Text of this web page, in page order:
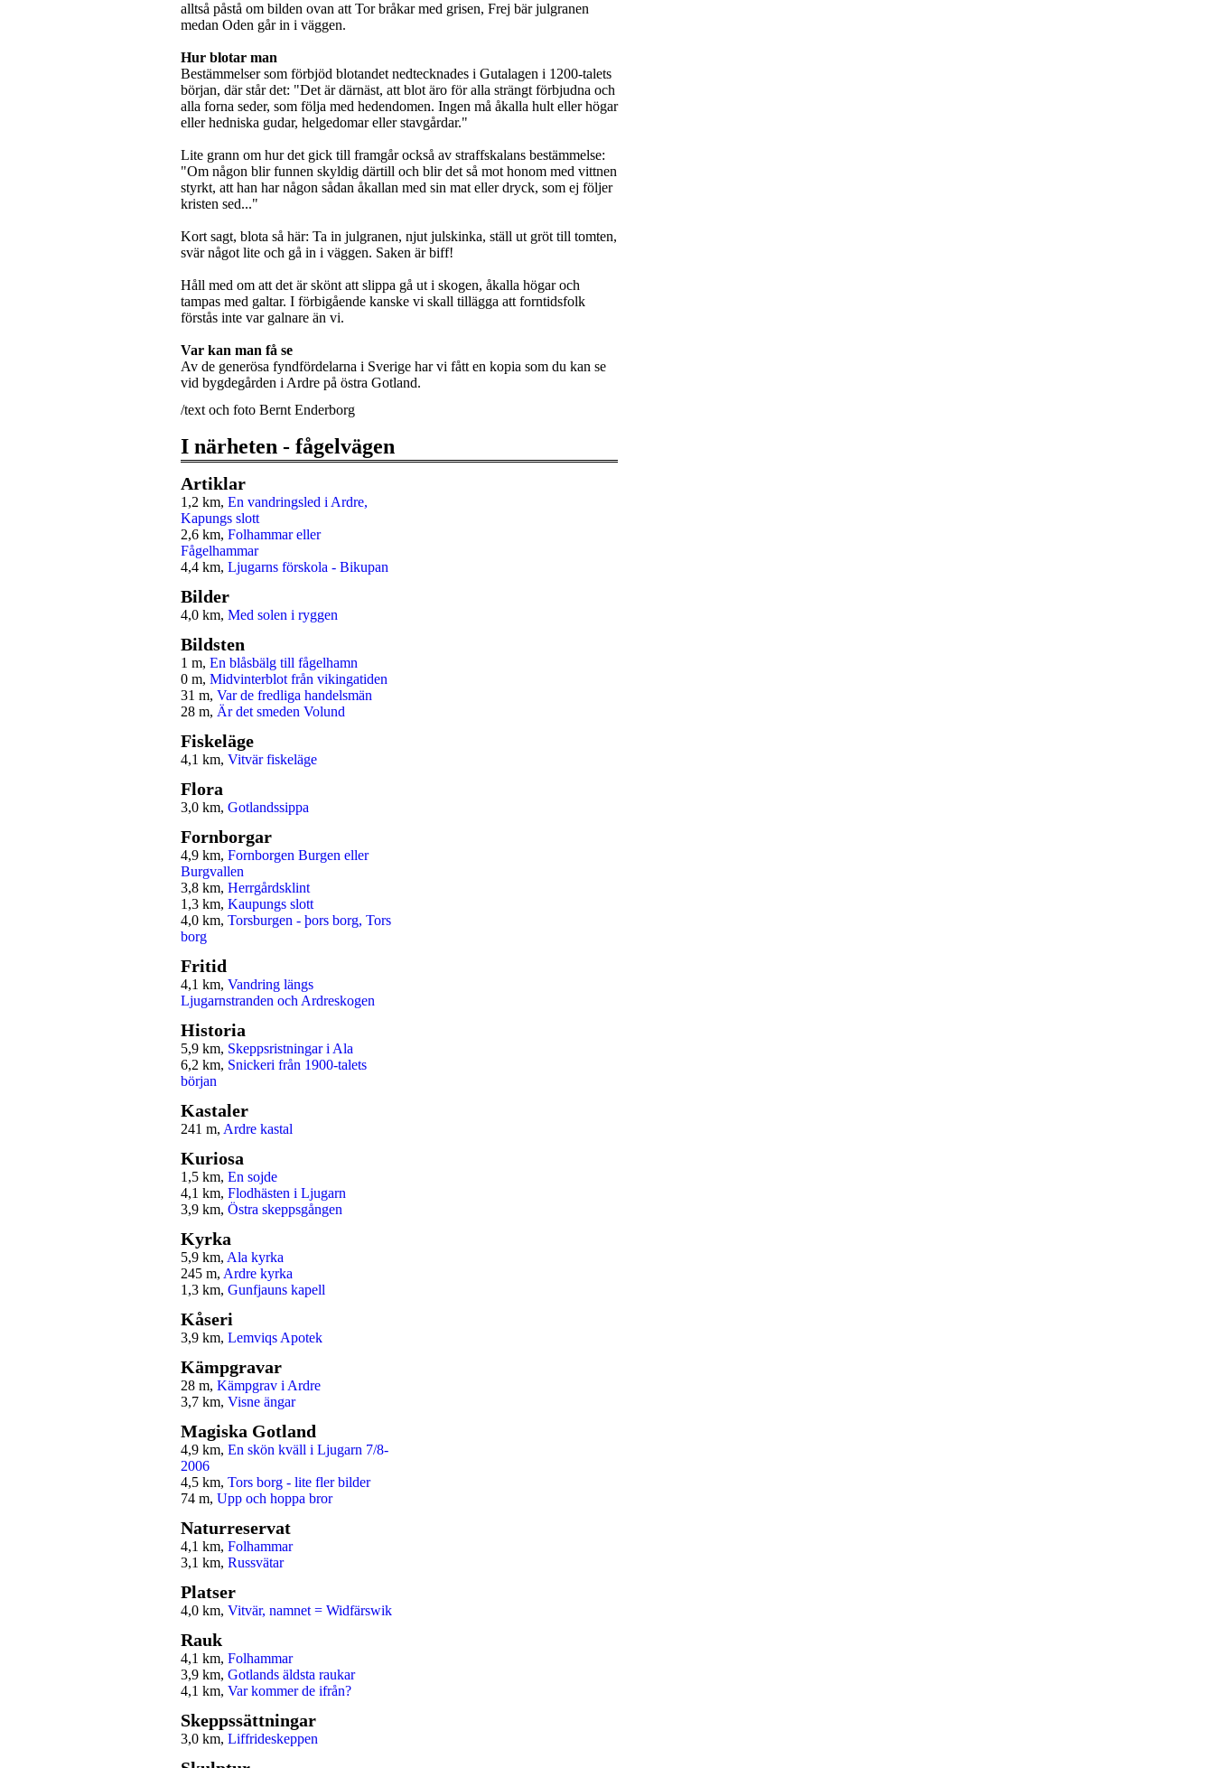
alltså påstå om bilden ovan att Tor bråkar med grisen, Frej bär julgranen
medan Oden går in i väggen.
Hur blotar man
Bestämmelser som förbjöd blotandet nedtecknades i Gutalagen i 1200-talets
början, där står det: "Det är därnäst, att blot äro för alla strängt förbjudna och
alla forna seder, som följa med hedendomen. Ingen må åkalla hult eller högar
eller hedniska gudar, helgedomar eller stavgårdar."
Lite grann om hur det gick till framgår också av straffskalans bestämmelse:
"Om någon blir funnen skyldig därtill och blir det så mot honom med vittnen
styrkt, att han har någon sådan åkallan med sin mat eller dryck, som ej följer
kristen sed..."
Kort sagt, blota så här: Ta in julgranen, njut julskinka, ställ ut gröt till tomten,
svär något lite och gå in i väggen. Saken är biff!
Håll med om att det är skönt att slippa gå ut i skogen, åkalla högar och
tampas med galtar. I förbigående kanske vi skall tillägga att forntidsfolk
förstås inte var galnare än vi.
Var kan man få se
Av de generösa fyndfördelarna i Sverige har vi fått en kopia som du kan se
vid bygdegården i Ardre på östra Gotland.
/text och foto Bernt Enderborg
I närheten - fågelvägen
Artiklar
1,2 km, En vandringsled i Ardre,
Kapungs slott
2,6 km, Folhammar eller
Fågelhammar
4,4 km, Ljugarns förskola - Bikupan
Bilder
4,0 km, Med solen i ryggen
Bildsten
1 m, En blåsbälg till fågelhamn
0 m, Midvinterblot från vikingatiden
31 m, Var de fredliga handelsmän
28 m, Är det smeden Volund
Fiskeläge
4,1 km, Vitvär fiskeläge
Flora
3,0 km, Gotlandssippa
Fornborgar
4,9 km, Fornborgen Burgen eller
Burgvallen
3,8 km, Herrgårdsklint
1,3 km, Kaupungs slott
4,0 km, Torsburgen - þors borg, Tors
borg
Fritid
4,1 km, Vandring längs
Ljugarnstranden och Ardreskogen
Historia
5,9 km, Skeppsristningar i Ala
6,2 km, Snickeri från 1900-talets
början
Kastaler
241 m, Ardre kastal
Kuriosa
1,5 km, En sojde
4,1 km, Flodhästen i Ljugarn
3,9 km, Östra skeppsgången
Kyrka
5,9 km, Ala kyrka
245 m, Ardre kyrka
1,3 km, Gunfjauns kapell
Kåseri
3,9 km, Lemviqs Apotek
Kämpgravar
28 m, Kämpgrav i Ardre
3,7 km, Visne ängar
Magiska Gotland
4,9 km, En skön kväll i Ljugarn 7/8-
2006
4,5 km, Tors borg - lite fler bilder
74 m, Upp och hoppa bror
Naturreservat
4,1 km, Folhammar
3,1 km, Russvätar
Platser
4,0 km, Vitvär, namnet = Widfärswik
Rauk
4,1 km, Folhammar
3,9 km, Gotlands äldsta raukar
4,1 km, Var kommer de ifrån?
Skeppssättningar
3,0 km, Liffrideskeppen